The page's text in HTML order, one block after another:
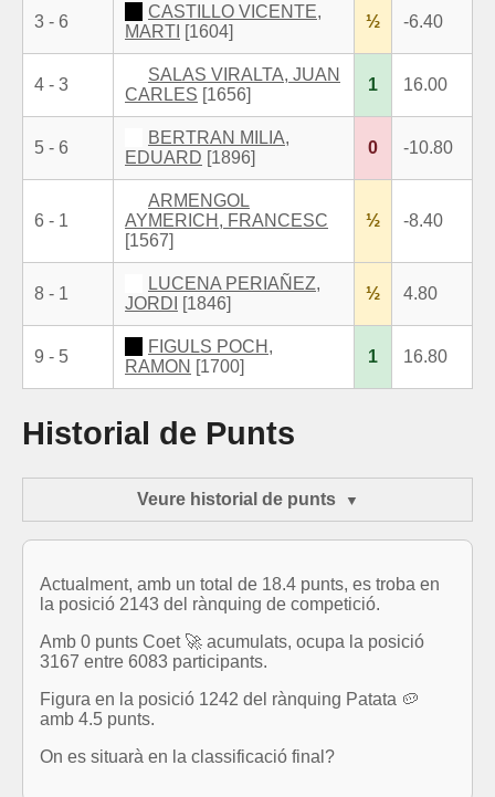
3 - 6
CASTILLO VICENTE,
MARTI [1604]
½ -6.40
4 - 3
SALAS VIRALTA, JUAN
CARLES [1656]
1 16.00
5 - 6
BERTRAN MILIA,
EDUARD [1896]
0 -10.80
6 - 1
ARMENGOL
AYMERICH, FRANCESC
[1567]
½ -8.40
8 - 1
LUCENA PERIAÑEZ,
JORDI
[1846]
½ 4.80
9 - 5
FIGULS POCH,
RAMON [1700]
1 16.80
Historial de Punts
Veure historial de punts
Actualment, amb un total de 18.4 punts, es troba en
la posició 2143 del rànquing de competició.
Amb 0 punts Coet 🚀 acumulats, ocupa la posició
3167 entre 6083 participants.
Figura en la posició 1242 del rànquing Patata 🥔
amb 4.5 punts.
On es situarà en la classificació final?